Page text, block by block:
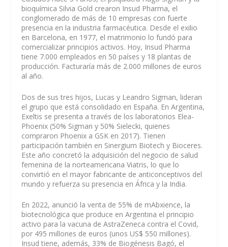
bioquímica Silvia Gold crearon Insud Pharma, el
conglomerado de más de 10 empresas con fuerte
presencia en la industria farmacéutica. Desde el exilio
en Barcelona, en 1977, el matrimonio lo fundó para
comercializar principios activos. Hoy, Insud Pharma
tiene 7.000 empleados en 50 países y 18 plantas de
producción. Facturaría más de 2.000 millones de euros
al año.
Dos de sus tres hijos, Lucas y Leandro Sigman, lideran
el grupo que está consolidado en España. En Argentina,
Exeltis se presenta a través de los laboratorios Elea-
Phoenix (50% Sigman y 50% Sielecki, quienes
compraron Phoenix a GSK en 2017). Tienen
participación también en Sinergium Biotech y Bioceres.
Este año concretó la adquisición del negocio de salud
femenina de la norteamericana Viatris, lo que lo
convirtió en el mayor fabricante de anticonceptivos del
mundo y refuerza su presencia en África y la India.
En 2022, anunció la venta de 55% de mAbxience, la
biotecnológica que produce en Argentina el principio
activo para la vacuna de AstraZeneca contra el Covid,
por 495 millones de euros (unos US$ 550 millones).
Insud tiene, además, 33% de Biogénesis Bagó, el